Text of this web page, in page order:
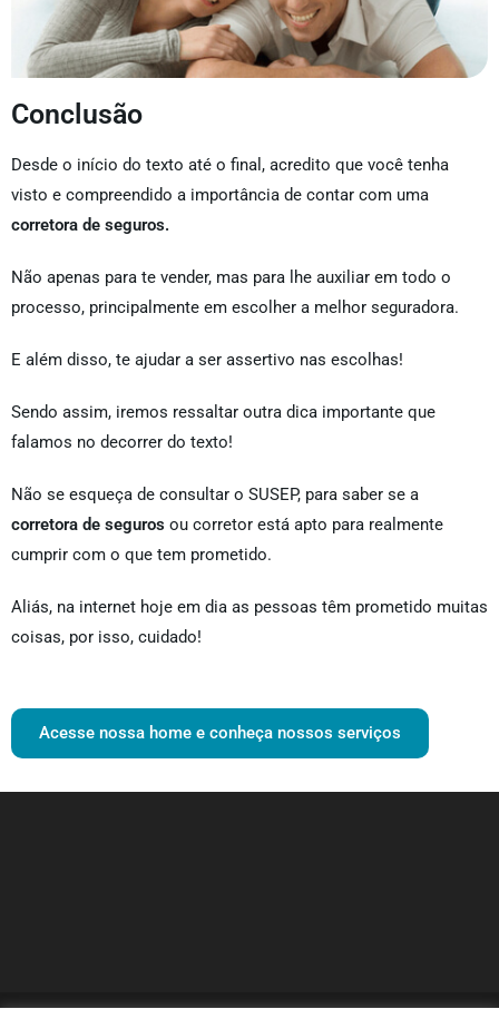
Conclusão
Desde o início do texto até o final, acredito que você tenha
visto e compreendido a importância de contar com uma
corretora de seguros.
Não apenas para te vender, mas para lhe auxiliar em todo o
processo, principalmente em escolher a melhor seguradora.
E além disso, te ajudar a ser assertivo nas escolhas!
Sendo assim, iremos ressaltar outra dica importante que
falamos no decorrer do texto!
Não se esqueça de consultar o SUSEP, para saber se a
corretora de seguros ou corretor está apto para realmente
cumprir com o que tem prometido.
Aliás, na internet hoje em dia as pessoas têm prometido muitas
coisas, por isso, cuidado!
Acesse nossa home e conheça nossos serviços